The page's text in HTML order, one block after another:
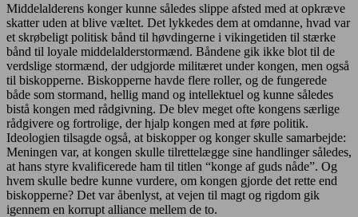
Middelalderens konger kunne således slippe afsted med at opkræve
skatter uden at blive væltet. Det lykkedes dem at omdanne, hvad var
et skrøbeligt politisk bånd til høvdingerne i vikingetiden til stærke
bånd til loyale middelalderstormænd. Båndene gik ikke blot til de
verdslige stormænd, der udgjorde militæret under kongen, men også
til biskopperne. Biskopperne havde flere roller, og de fungerede
både som stormand, hellig mand og intellektuel og kunne således
bistå kongen med rådgivning. De blev meget ofte kongens særlige
rådgivere og fortrolige, der hjalp kongen med at føre politik.
Ideologien tilsagde også, at biskopper og konger skulle samarbejde:
Meningen var, at kongen skulle tilrettelægge sine handlinger således,
at hans styre kvalificerede ham til titlen “konge af guds nåde”. Og
hvem skulle bedre kunne vurdere, om kongen gjorde det rette end
biskopperne? Det var åbenlyst, at vejen til magt og rigdom gik
igennem en korrupt alliance mellem de to.